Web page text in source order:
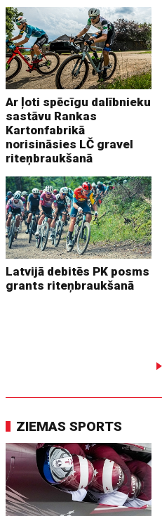
Ar ļoti spēcīgu dalībnieku
sastāvu Rankas
Kartonfabrikā
norisināsies LČ gravel
riteņbraukšanā
Latvijā debitēs PK posms
grants riteņbraukšanā
ZIEMAS SPORTS